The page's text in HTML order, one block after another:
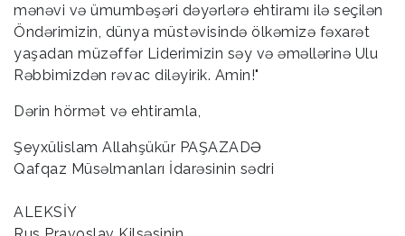
mənəvi və ümumbəşəri dəyərlərə ehtiramı ilə seçilən
Öndərimizin, dünya müstəvisində ölkəmizə fəxarət
yaşadan müzəffər Liderimizin səy və əməllərinə Ulu
Rəbbimizdən rəvac diləyirik. Amin!"
Dərin hörmət və ehtiramla,
Şeyxülislam Allahşükür PAŞAZADƏ
Qafqaz Müsəlmanları İdarəsinin sədri
ALEKSİY